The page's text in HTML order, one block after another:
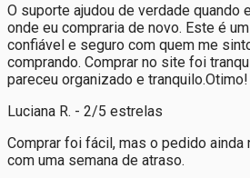
O suporte ajudou de verdade quando
onde eu compraria de novo. Este é
confiável e seguro com quem me
comprando. Comprar no site foi
pareceu organizado e tranquilo.Otimo!
Luciana R. - 2/5 estrelas
Comprar foi fácil, mas o pedido ainda
com uma semana de atraso.